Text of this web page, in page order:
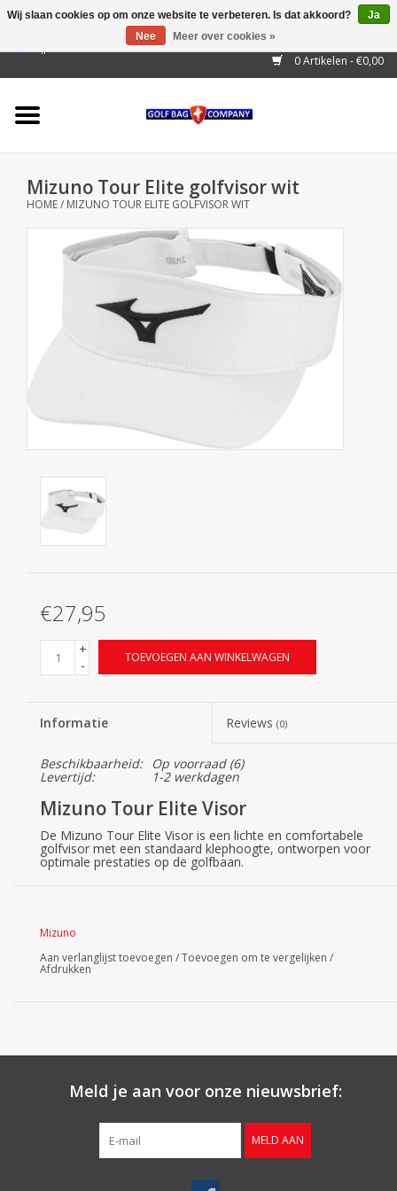
USD/AUD
0 Artikelen - €0,00
Home
Outlet!
Stand Bags
Staff Bags
Golf gadgets
Waterproof
Starterssets
Merken
Mizuno Tour Elite golfvisor wit
HOME/ MIZUNO TOUR ELITE GOLFVISOR WIT
€27,95
+
-
TOEVOEGEN AAN WINKELWAGEN
Informatie Reviews (0)
Beschikbaarheid: Op voorraad(6)
Levertijd: 1-2 werkdagen
Mizuno Tour Elite Visor
De Mizuno Tour Elite Visor is een lichte en comfortabele
golfvisor met een standaard klephoogte, ontworpen voor
optimale prestaties op de golfbaan.
Mizuno
Aan verlanglijst toevoegen /Toevoegen om te vergelijken /
Afdrukken
Meld je aan voor onze nieuwsbrief:
MELD AAN
Wij slaan cookies op om onze website te verbeteren. Is dat akkoord?
Ja
Nee
Meer over cookies »